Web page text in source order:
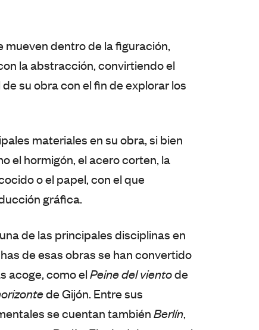
dentro de la figuración,
la abstracción, convirtiendo el
su obra con el fin de explorar los
materiales en su obra, si bien
el hormigón, el acero corten, la
o el papel, con el que
gráfica.
de las principales disciplinas en
de esas obras se han convertido
acoge, como elPeine del vientode
de Gijón. Entre sus
se cuentan tambiénBerlín,